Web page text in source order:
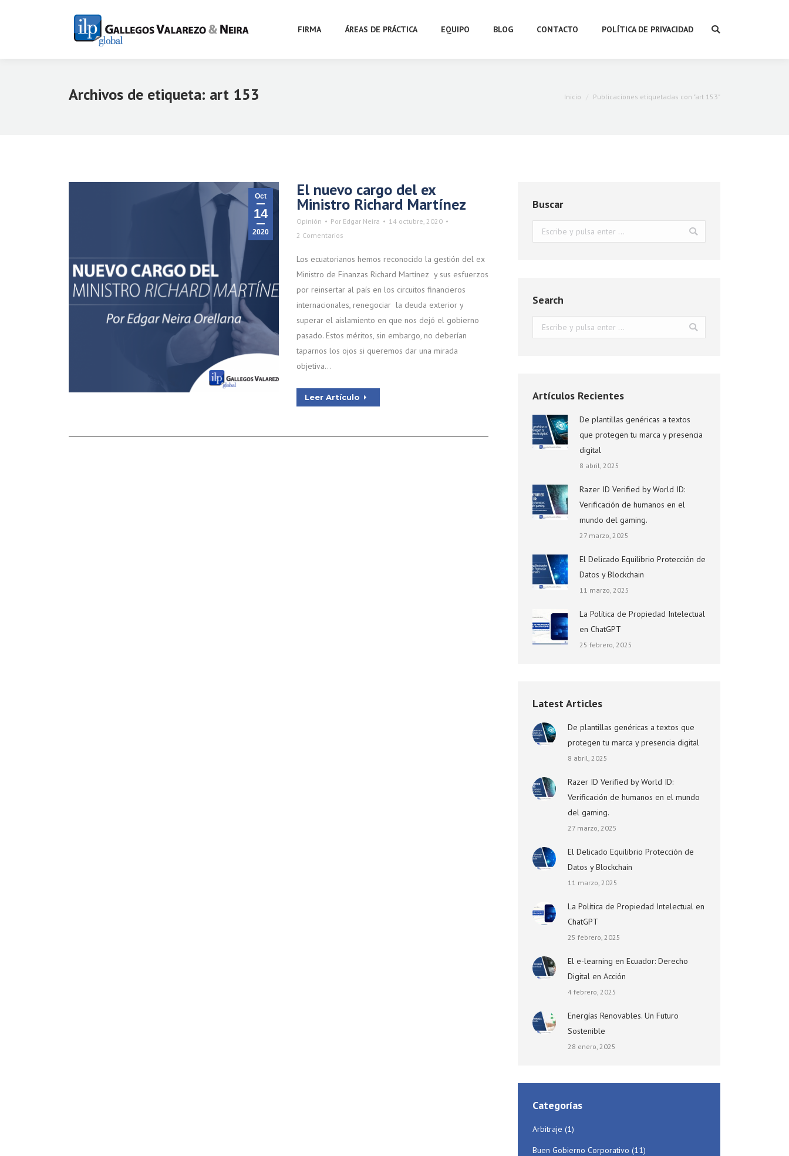
FIRMA ÁREAS DE PRÁCTICA EQUIPO BLOG CONTACTO POLÍTICA DE PRIVACIDAD Buscar:
Archivos de etiqueta: art 153 Estás aquí:
Inicio Publicaciones etiquetadas con "art 153"
Oct
14
2020
El nuevo cargo del ex
Ministro Richard Martínez
Opinión Por Edgar Neira
14 octubre, 2020
2 Comentarios
Los ecuatorianos hemos reconocido la gestión del ex
Ministro de Finanzas Richard Martínez y sus esfuerzos
por reinsertar al país en los circuitos financieros
internacionales, renegociar la deuda exterior y
superar el aislamiento en que nos dejó el gobierno
pasado. Estos méritos, sin embargo, no deberían
taparnos los ojos si queremos dar una mirada
objetiva…
Leer Artículo
Buscar
Buscar:
Search
Buscar:
Artículos Recientes
De plantillas genéricas a textos
que protegen tu marca y presencia
digital
8 abril, 2025
Razer ID Verified by World ID:
Verificación de humanos en el
mundo del gaming.
27 marzo, 2025
El Delicado Equilibrio Protección de
Datos y Blockchain
11 marzo, 2025
La Política de Propiedad Intelectual
en ChatGPT
25 febrero, 2025
Latest Articles
De plantillas genéricas a textos que
protegen tu marca y presencia digital
8 abril, 2025
Razer ID Verified by World ID:
Verificación de humanos en el mundo
del gaming.
27 marzo, 2025
El Delicado Equilibrio Protección de
Datos y Blockchain
11 marzo, 2025
La Política de Propiedad Intelectual en
ChatGPT
25 febrero, 2025
El e-learning en Ecuador: Derecho
Digital en Acción
4 febrero, 2025
Energías Renovables. Un Futuro
Sostenible
28 enero, 2025
Categorías
Arbitraje (1)
Buen Gobierno Corporativo (11)